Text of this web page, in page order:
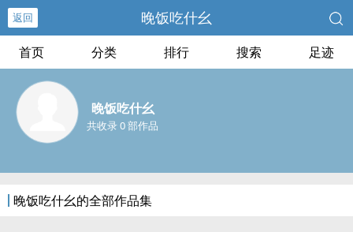
返回 晚饭吃什幺
首页 分类 排行 搜索 足迹
晚饭吃什幺
共收录 0 部作品
晚饭吃什幺的全部作品集